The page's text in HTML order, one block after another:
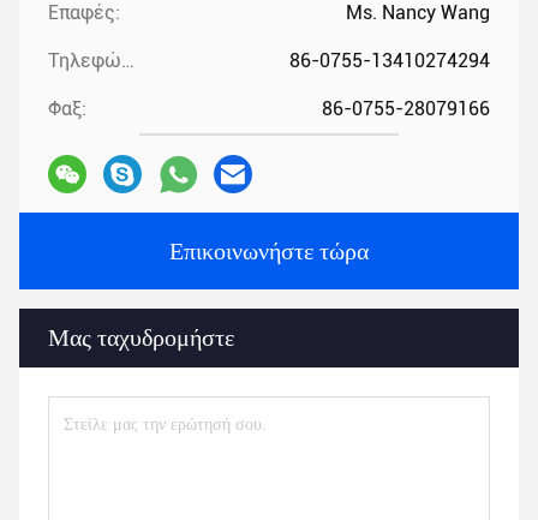
Επαφές: Ms. Nancy Wang
Τηλεφώνημα: 86-0755-13410274294
Φαξ: 86-0755-28079166
Επικοινωνήστε τώρα
Μας ταχυδρομήστε